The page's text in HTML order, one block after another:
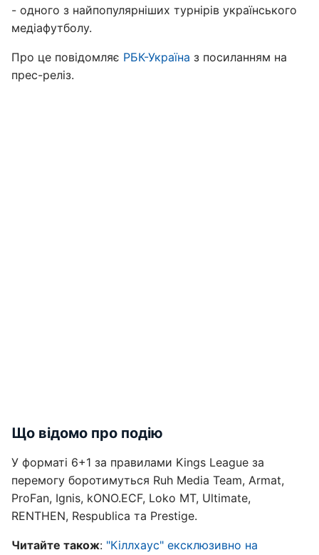
- одного з найпопулярніших турнірів українського
медіафутболу.
Про це повідомляє РБК-Україна з посиланням на
прес-реліз.
Що відомо про подію
У форматі 6+1 за правилами Kings League за
перемогу боротимуться Ruh Media Team, Armat,
ProFan, Ignis, kONO.ECF, Loko MT, Ultimate,
RENTHEN, Respublica та Prestige.
Читайте також: "Кіллхаус" ексклюзивно на